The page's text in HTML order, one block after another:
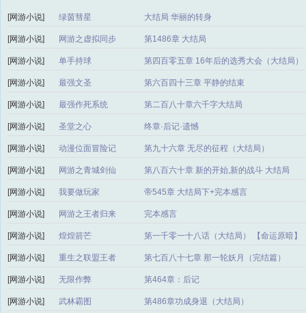
[网游小说] 绿茵彗星 大结局 华丽的转身
[网游小说] 网游之虚拟同步 第1486章 大结局
[网游小说] 单手持球 第四百零五章 16年后的选秀大会（大结局）
[网游小说] 最强文圣 第六百四十三章 平静的结束
[网游小说] 最强作死系统 第二百八十章六千字大结局
[网游小说] 圣堂之心 终章·后记·遗憾
[网游小说] 动漫位面冒险记 第九十六章 无尽的征程（大结局）
[网游小说] 网游之青城剑仙 第八百六十章 新的开始,新的战斗 大结局
[网游小说] 我要做玩家 帝545章 大结局下+完本感言
[网游小说] 网游之王者归来 完本感言
[网游小说] 煌煌箭芒
第一千零一十八话（大结局） 【命运原暗】
VS【混沌大炮】！！！
[网游小说] 重生之联盟王者 第七百八十七章 那一轮妖月（完结篇）
[网游小说] 无限作弊 第464章：后记
[网游小说] 武林霸图 第486章功成身退（大结局）